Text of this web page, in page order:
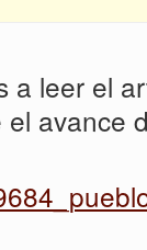
a leer el
avance